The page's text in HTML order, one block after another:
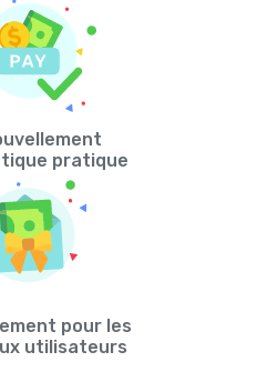
pratique
pour les
utilisateurs